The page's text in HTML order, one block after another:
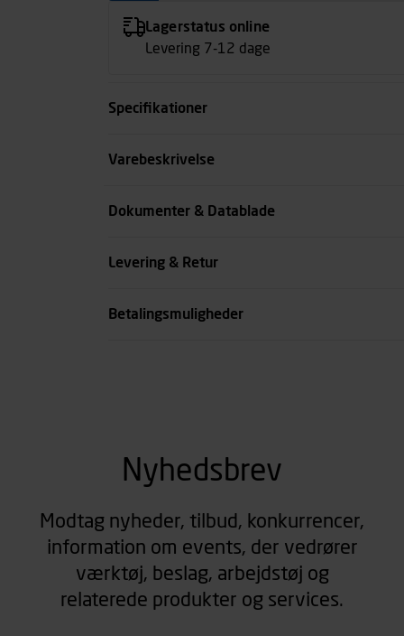
Lagerstatus online
Levering 7-12 dage
Specifikationer
Kode
Varebeskrivelse
Dokumenter & Datablade
Levering & Retur
Betalingsmuligheder
Nyhedsbrev
Modtag nyheder, tilbud, konkurrencer,
information om events, der vedrører
værktøj, beslag, arbejdstøj og
relaterede produkter og services.